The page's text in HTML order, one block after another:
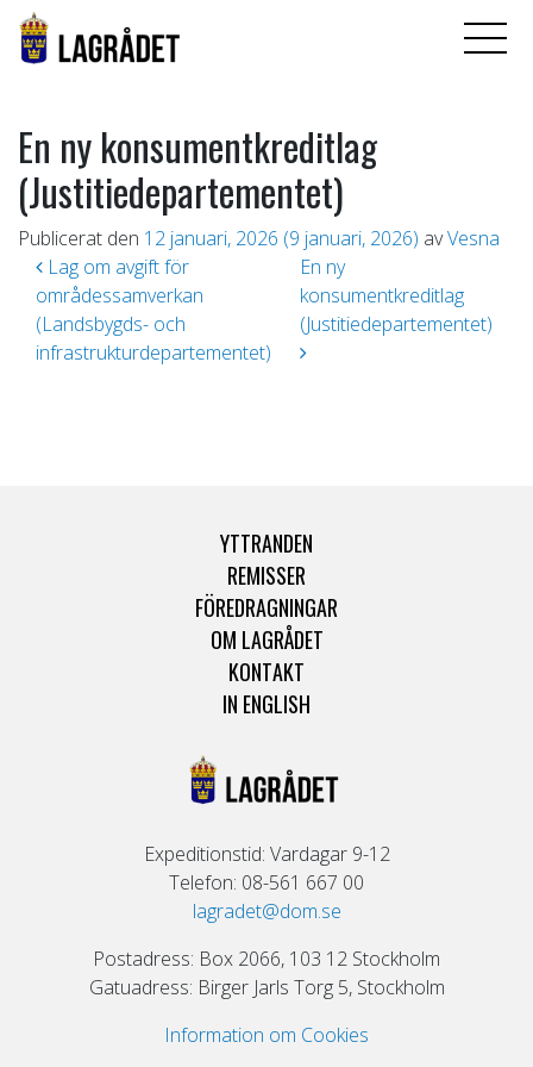
En ny konsumentkreditlag
(Justitiedepartementet)
Publicerat den 12 januari, 2026 (9 januari, 2026) avVesna
Inläggsnavigering
Lag om avgift för
områdessamverkan
(Landsbygds- och
infrastrukturdepartementet)
En ny
konsumentkreditlag
(Justitiedepartementet)
YTTRANDEN
REMISSER
FÖREDRAGNINGAR
OM LAGRÅDET
KONTAKT
IN ENGLISH
Expeditionstid: Vardagar 9-12
Telefon: 08-561 667 00
lagradet@dom.se
Postadress: Box 2066, 103 12 Stockholm
Gatuadress: Birger Jarls Torg 5, Stockholm
Information om Cookies